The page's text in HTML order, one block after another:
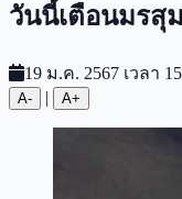
วันนี้เตือนมรสุ
19 ม.ค. 2567 เวลา
A- | A+